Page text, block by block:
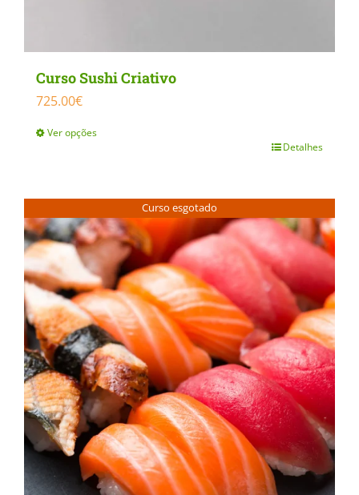
Curso Sushi Criativo
725.00€
Ver opções
has
multiple
variants.
The
options
may
be
chosen
on
the
product
page
Detalhes
Curso esgotado